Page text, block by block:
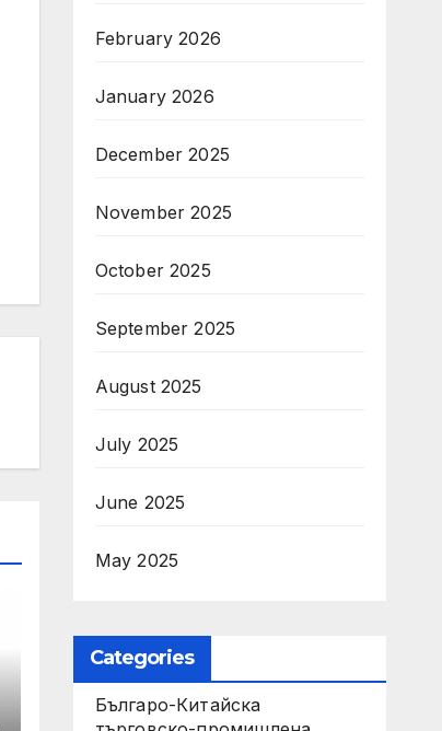
February 2026
January 2026
December 2025
November 2025
October 2025
September 2025
August 2025
July 2025
June 2025
May 2025
Categories
Българо-Китайска